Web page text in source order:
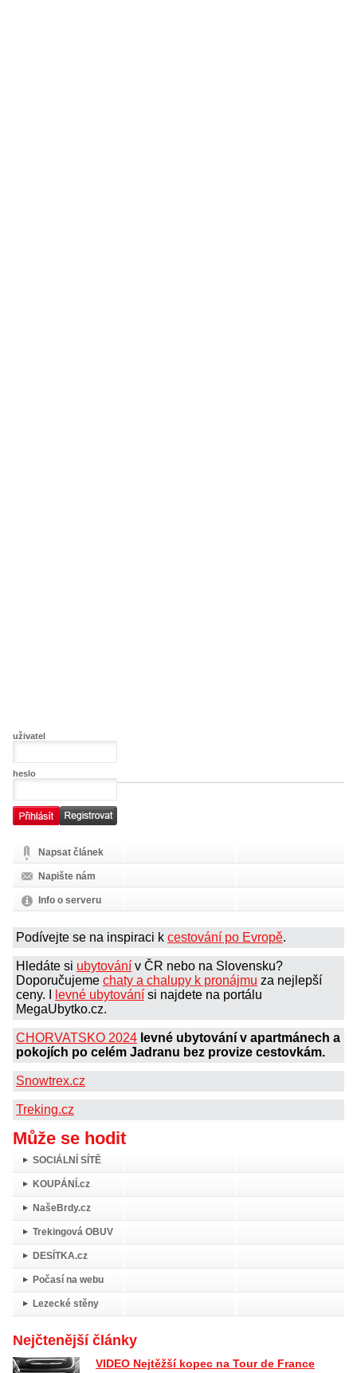
uživatel
heslo
Napsat článek
Napište nám
Info o serveru
Podívejte se na inspiraci k cestování po Evropě.
Hledáte si ubytování v ČR nebo na Slovensku?
Doporučujeme chaty a chalupy k pronájmu za nejlepší
ceny. I
levné ubytování si najdete na portálu
MegaUbytko.cz.
CHORVATSKO 2024 levné ubytování v apartmánech a
pokojích po celém Jadranu bez provize cestovkám.
Snowtrex.cz
Treking.cz
Může se hodit
SOCIÁLNÍ SÍTĚ
KOUPÁNÍ.cz
NašeBrdy.cz
Trekingová OBUV
DESÍTKA.cz
Počasí na webu
Lezecké stěny
Nejčtenější články
VIDEO Nejtěžší kopec na Tour de France